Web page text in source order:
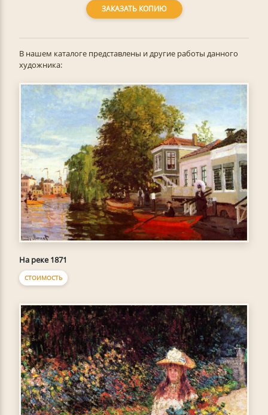
ЗАКАЗАТЬ КОПИЮ
В нашем каталоге представлены и другие работы данного
художника:
На реке 1871
СТОИМОСТЬ